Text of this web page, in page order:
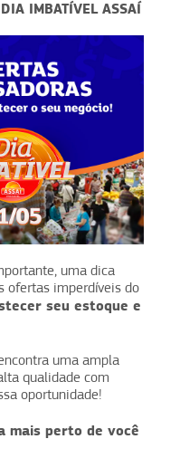
IMBATÍVEL ASSAÍ
uma dica
ofertas imperdíveis do
seu estoque e
uma ampla
qualidade com
oportunidade!
mais perto de você